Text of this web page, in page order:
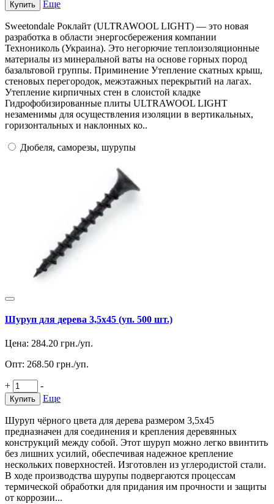
Купить Еще
Sweetondale Роклайт (ULTRAWOOL LIGHT) — это новая
разработка в области энергосбережения компании
Технониколь (Украина). Это негорючие теплоизоляционные
материалы из минеральной ваты на основе горных пород
базальтовой группы. Приминение Утепление скатных крыш,
стеновых перегородок, межэтажных перекрытий на лагах.
Утепление кирпичных стен в слоистой кладке
Гидрофобизированные плиты ULTRAWOOL LIGHT
незаменимы для осуществления изоляции в вертикальных,
горизонтальных и наклонных ко..
Дюбеля, саморезы, шурупы
Шуруп для дерева 3,5х45 (уп. 500 шт.)
Цена: 284.20 грн./уп.
Опт: 268.50 грн./уп.
+ -
Купить Еще
Шуруп чёрного цвета для дерева размером 3,5х45
предназначен для соединения и крепления деревянных
конструкций между собой. Этот шуруп можно легко ввинтить
без лишних усилий, обеспечивая надежное крепление
нескольких поверхностей. Изготовлен из углеродистой стали.
В ходе производства шурупы подвергаются процессам
термической обработки для придания им прочности и защиты
от коррозии...